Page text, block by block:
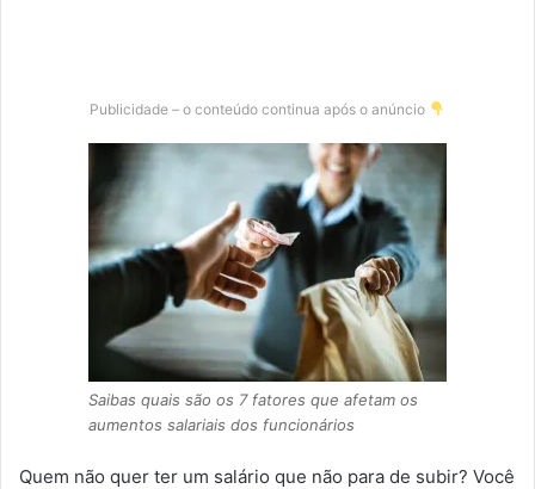
Publicidade – o conteúdo continua após o anúncio
Saibas quais são os 7 fatores que afetam os
aumentos salariais dos funcionários
Quem não quer ter um salário que não para de subir? Você